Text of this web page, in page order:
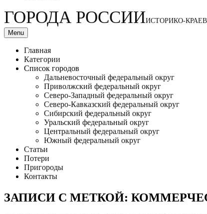
ГОРОДА РОССИИИСТОРИКО-
Menu
Главная
Категории
Список городов
Дальневосточный федеральный округ
Приволжский федеральный округ
Северо-Западный федеральный округ
Северо-Кавказский федеральный округ
Сибирский федеральный округ
Уральский федеральный округ
Центральный федеральный округ
Южный федеральный округ
Статьи
Потери
Пригороды
Контакты
ЗАПИСИ С МЕТКОЙ: